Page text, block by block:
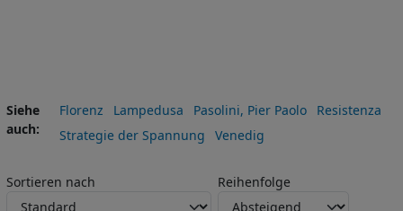
Siehe
auch
Florenz Lampedusa Pasolini, Pier Paolo
Resistenza
Strategie der Spannung
Venedig
Sortieren nach Reihenfolge